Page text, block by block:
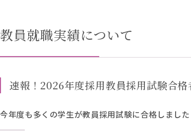
教員就職実績について
速報！2026年度採用教員採用試験合
今年度も多くの学生が教員採用試験に合格しまし